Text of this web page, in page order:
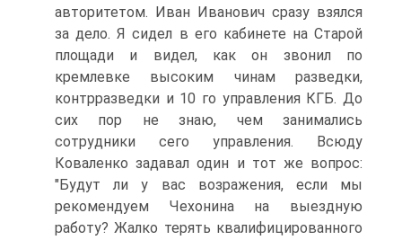
авторитетом. Иван Иванович сразу взялся
за дело. Я сидел в его кабинете на Старой
площади и видел, как он звонил по
кремлевке высоким чинам разведки,
контрразведки и 10 го управления КГБ. До
сих пор не знаю, чем занимались
сотрудники сего управления. Всюду
Коваленко задавал один и тот же вопрос:
"Будут ли у вас возражения, если мы
рекомендуем Чехонина на выездную
работу? Жалко терять квалифицированного